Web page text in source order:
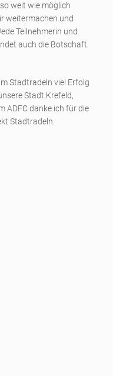
weit wie möglich
weitermachen und
Teilnehmerin und
auch die Botschaft
Stadtradeln viel Erfolg
Stadt Krefeld,
ADFC danke ich für die
Stadtradeln.